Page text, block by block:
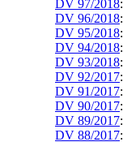
DV 97/2018:
DV 96/2018:
DV 95/2018:
DV 94/2018:
DV 93/2018:
DV 92/2017:
DV 91/2017:
DV 90/2017:
DV 89/2017:
DV 88/2017: